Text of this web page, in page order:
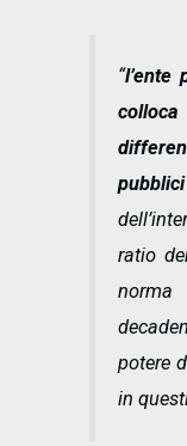
“l’ente
ratio
norma
potere
in